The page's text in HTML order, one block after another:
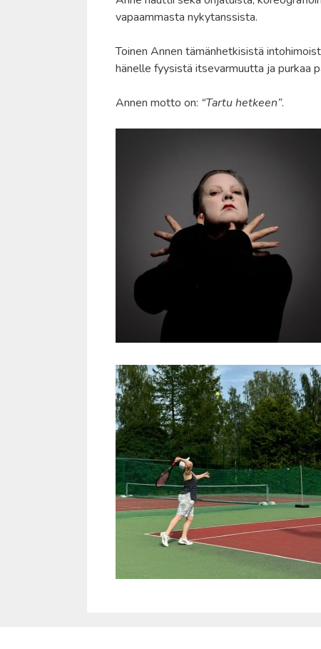
vapaammasta nykytanssista.
Toinen Annen tämänhetkisistä
hänelle fyysistä itsevarmuutta ja purkaa
Annen motto on: “Tartu hetkeen”.